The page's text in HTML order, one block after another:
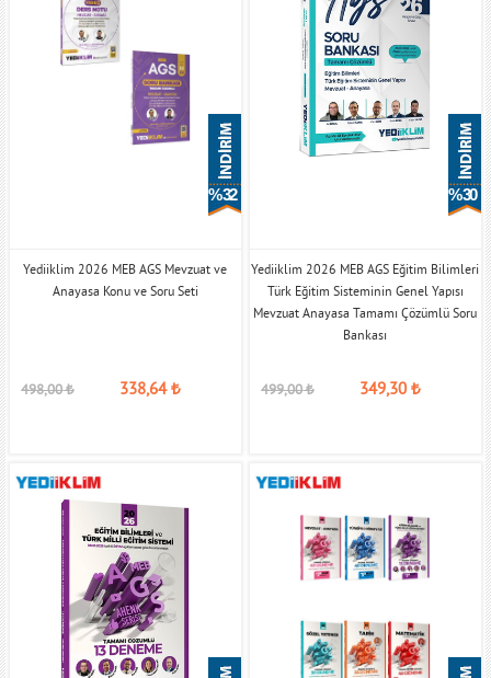
% 32
Yediiklim 2026 MEB AGS Mevzuat ve
Anayasa Konu ve Soru Seti
498,00₺ 338,64₺
% 30
Yediiklim 2026 MEB AGS Eğitim Bilimleri
Türk Eğitim Sisteminin Genel Yapısı
Mevzuat Anayasa Tamamı Çözümlü Soru
Bankası
499,00₺ 349,30₺